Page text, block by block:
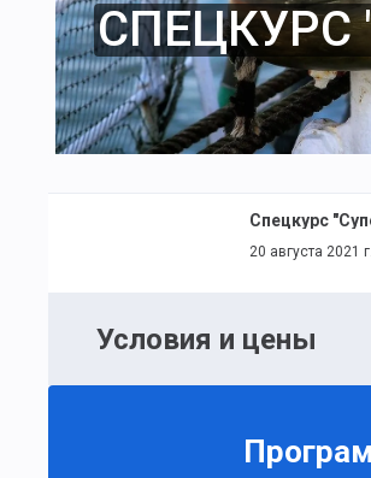
СПЕЦКУРС
Спецкурс
20 августа 2021
Условия и цены